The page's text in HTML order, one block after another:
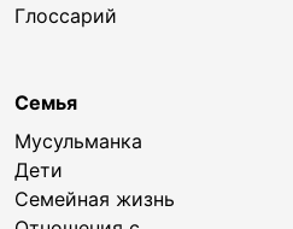
Глоссарий
Семья
Мусульманка
Дети
Семейная жизнь